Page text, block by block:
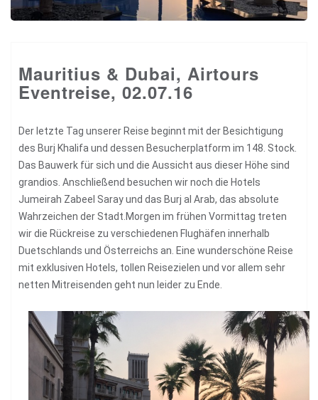
Mauritius & Dubai, Airtours
Eventreise, 02.07.16
Der letzte Tag unserer Reise beginnt mit der Besichtigung
des Burj Khalifa und dessen Besucherplatform im 148. Stock.
Das Bauwerk für sich und die Aussicht aus dieser Höhe sind
grandios. Anschließend besuchen wir noch die Hotels
Jumeirah Zabeel Saray und das Burj al Arab, das absolute
Wahrzeichen der Stadt.Morgen im frühen Vormittag treten
wir die Rückreise zu verschiedenen Flughäfen innerhalb
Duetschlands und Österreichs an. Eine wunderschöne Reise
mit exklusiven Hotels, tollen Reisezielen und vor allem sehr
netten Mitreisenden geht nun leider zu Ende.